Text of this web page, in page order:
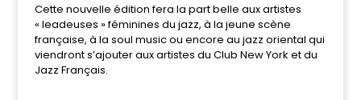
Cette nouvelle édition fera la part belle aux artistes
« leadeuses » féminines du jazz, à la jeune scène
française, à la soul music ou encore au jazz oriental qui
viendront s’ajouter aux artistes du Club New York et du
Jazz Français.